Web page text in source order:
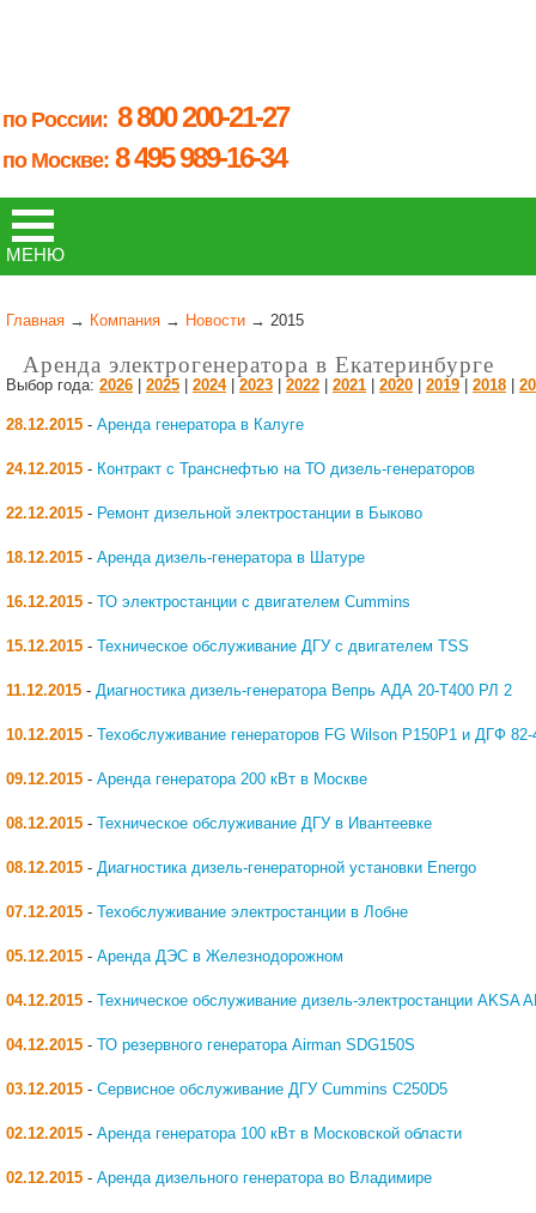
по России: 8 800 200-21-27
по Москве: 8 495 989-16-34
УСЛУГИ
ОБОРУДОВАНИЕ
СТАТЬИ
КОНТАКТЫ
КОМПАНИЯ
МЕНЮ
Главная → Компания → Новости → 2015
Аренда электрогенератора в Екатеринбурге
Выбор года: 2026 2025 2024| 2023 2022 2021 2020 2019 2018
28.12.2015 - Аренда генератора в Калуге
24.12.2015 - Контракт с Транснефтью на ТО дизель-генераторов
22.12.2015 - Ремонт дизельной электростанции в Быково
18.12.2015 - Аренда дизель-генератора в Шатуре
16.12.2015 - ТО электростанции с двигателем Cummins
15.12.2015 - Техническое обслуживание ДГУ с двигателем TSS
11.12.2015 - Диагностика дизель-генератора Вепрь АДА 20-Т400 РЛ 2
10.12.2015 - Техобслуживание генераторов FG Wilson P150P1 и ДГФ
09.12.2015 - Аренда генератора 200 кВт в Москве
08.12.2015 - Техническое обслуживание ДГУ в Ивантеевке
08.12.2015 - Диагностика дизель-генераторной установки Energo
07.12.2015 - Техобслуживание электростанции в Лобне
05.12.2015 - Аренда ДЭС в Железнодорожном
04.12.2015 - Техническое обслуживание дизель-электростанции AKSA
04.12.2015 - ТО резервного генератора Airman SDG150S
03.12.2015 - Сервисное обслуживание ДГУ Cummins C250D5
02.12.2015 - Аренда генератора 100 кВт в Московской области
02.12.2015 - Аренда дизельного генератора во Владимире